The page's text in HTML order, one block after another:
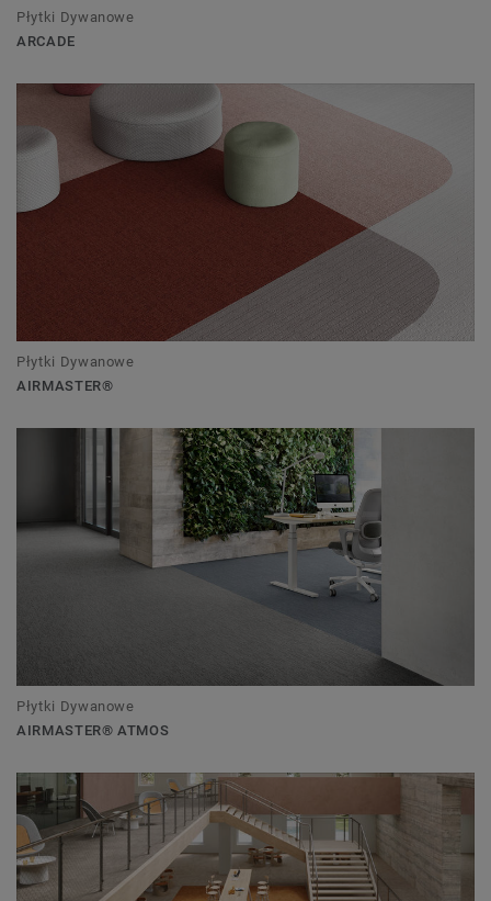
Płytki Dywanowe
ARCADE
Płytki Dywanowe
AIRMASTER®
Płytki Dywanowe
AIRMASTER® ATMOS